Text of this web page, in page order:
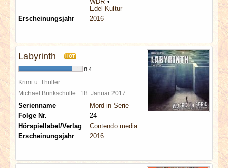
Edel Kultur
Erscheinungsjahr
2016
Labyrinth HOT
8,4
Krimi u. Thriller
Michael Brinkschulte 18. Januar 2017
Serienname
Mord in Serie
Folge Nr.
24
Hörspiellabel/Verlag
Contendo media
Erscheinungsjahr
2016